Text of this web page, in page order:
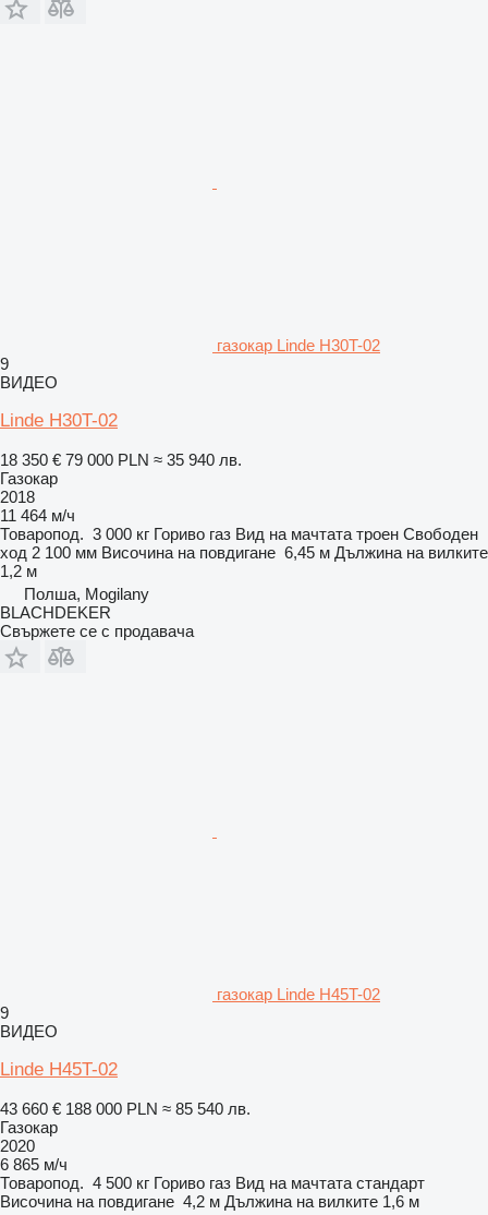
газокар Linde H30T-02
9
ВИДЕО
Linde H30T-02
18 350 € 79 000 PLN ≈ 35 940 лв.
Газокар
2018
11 464 м/ч
Товаропод. 3 000 кг Гориво газ Вид на мачтата троен Свободен
ход 2 100 мм Височина на повдигане 6,45 м Дължина на вилките
1,2 м
Полша, Mogilany
BLACHDEKER
Свържете се с продавача
газокар Linde H45T-02
9
ВИДЕО
Linde H45T-02
43 660 € 188 000 PLN ≈ 85 540 лв.
Газокар
2020
6 865 м/ч
Товаропод. 4 500 кг Гориво газ Вид на мачтата стандарт
Височина на повдигане 4,2 м Дължина на вилките 1,6 м